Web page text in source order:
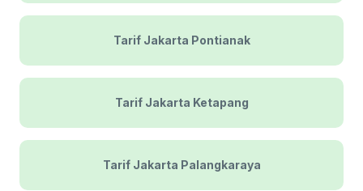
Tarif Jakarta Pontianak
Tarif Jakarta Ketapang
Tarif Jakarta Palangkaraya